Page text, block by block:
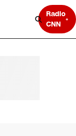
Radio
CNN